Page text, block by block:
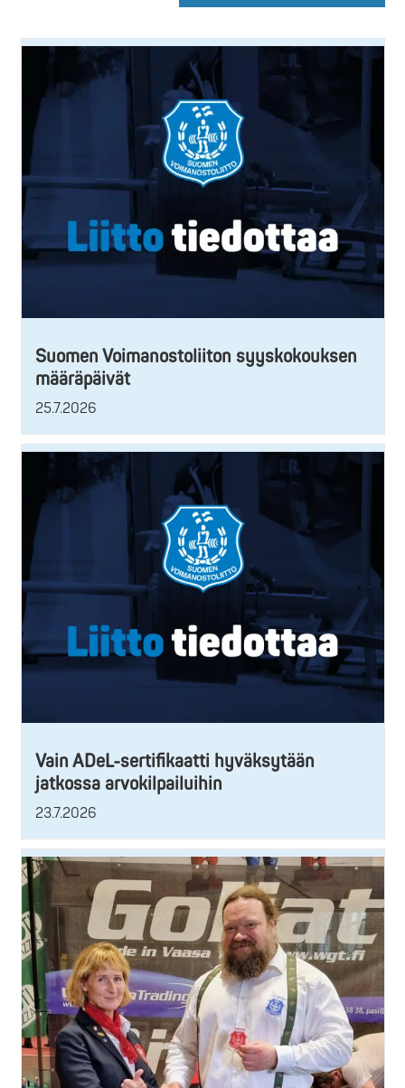
Suomen Voimanostoliiton syyskokouksen
määräpäivät
25.7.2026
Vain ADeL-sertifikaatti hyväksytään
jatkossa arvokilpailuihin
23.7.2026